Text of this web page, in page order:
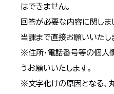
はできません。
回答が必要な内容に関しま
当課まで直接お願いいたし
※住所・電話番号等の個人
うお願いいたします。
※文字化けの原因となる、